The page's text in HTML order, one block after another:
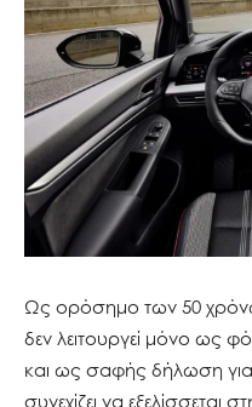
Ως ορόσημο των 50
δεν λειτουργεί μόνο ως
και ως σαφής δήλωση
συνεχίζει να